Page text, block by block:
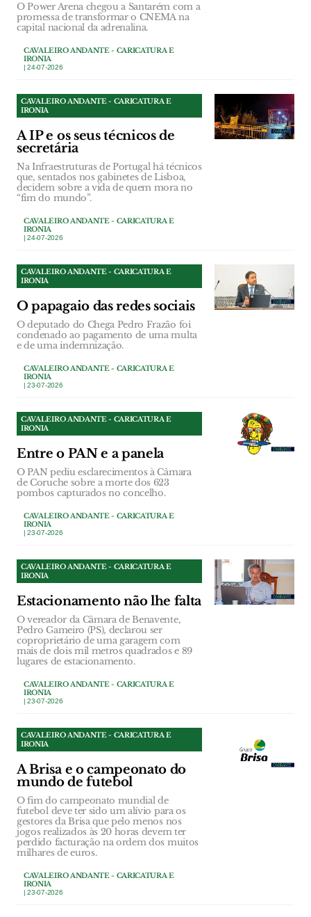
O Power Arena chegou a Santarém com a
promessa de transformar o CNEMA na
capital nacional da adrenalina.
CAVALEIRO ANDANTE - CARICATURA E
IRONIA
| 24-07-2026
CAVALEIRO ANDANTE - CARICATURA E
IRONIA
A IP e os seus técnicos de
secretária
Na Infraestruturas de Portugal há técnicos
que, sentados nos gabinetes de Lisboa,
decidem sobre a vida de quem mora no
“fim do mundo”.
CAVALEIRO ANDANTE - CARICATURA E
IRONIA
| 24-07-2026
CAVALEIRO ANDANTE - CARICATURA E
IRONIA
O papagaio das redes sociais
O deputado do Chega Pedro Frazão foi
condenado ao pagamento de uma multa
e de uma indemnização.
CAVALEIRO ANDANTE - CARICATURA E
IRONIA
| 23-07-2026
CAVALEIRO ANDANTE - CARICATURA E
IRONIA
Entre o PAN e a panela
O PAN pediu esclarecimentos à Câmara
de Coruche sobre a morte dos 623
pombos capturados no concelho.
CAVALEIRO ANDANTE - CARICATURA E
IRONIA
| 23-07-2026
CAVALEIRO ANDANTE - CARICATURA E
IRONIA
Estacionamento não lhe falta
O vereador da Câmara de Benavente,
Pedro Gameiro (PS), declarou ser
coproprietário de uma garagem com
mais de dois mil metros quadrados e 89
lugares de estacionamento.
CAVALEIRO ANDANTE - CARICATURA E
IRONIA
| 23-07-2026
CAVALEIRO ANDANTE - CARICATURA E
IRONIA
A Brisa e o campeonato do
mundo de futebol
O fim do campeonato mundial de
futebol deve ter sido um alívio para os
gestores da Brisa que pelo menos nos
jogos realizados às 20 horas devem ter
perdido facturação na ordem dos muitos
milhares de euros.
CAVALEIRO ANDANTE - CARICATURA E
IRONIA
| 23-07-2026